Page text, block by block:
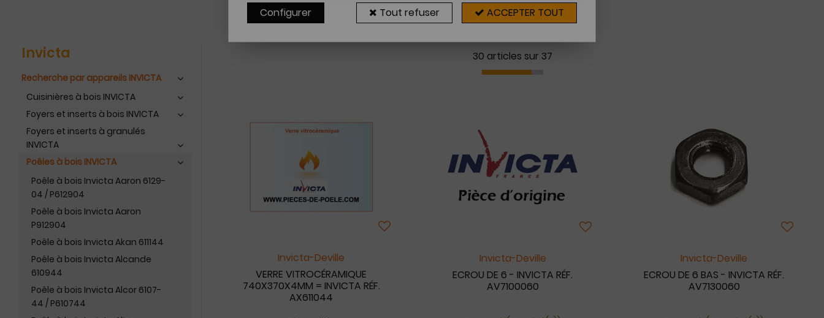
Invicta
Recherche par appareils INVICTA
Cuisinières à bois INVICTA
Foyers et inserts à bois INVICTA
Foyers et inserts à granulés
INVICTA
Poêles à bois INVICTA
Poêle à bois Invicta Aaron 6129-
04 / P612904
Poêle à bois Invicta Aaron
P912904
Poêle à bois Invicta Akan 611144
Poêle à bois Invicta Alcande
610944
Poêle à bois Invicta Alcor 6107-
44 / P610744
30 articles sur 37
Invicta-Deville
VERRE VITROCÉRAMIQUE
740X370X4MM = INVICTA RÉF.
AX611044
Invicta-Deville
ECROU DE 6 - INVICTA RÉF.
AV7100060
Invicta-Deville
ECROU DE 6 BAS - INVICTA RÉF.
AV7130060
Configurer Tout refuser ACCEPTER TOUT